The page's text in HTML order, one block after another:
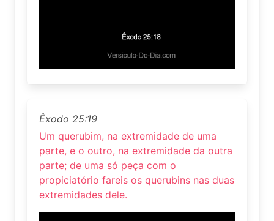
Êxodo 25:19
Um querubim, na extremidade de uma
parte, e o outro, na extremidade da outra
parte; de uma só peça com o
propiciatório fareis os querubins nas duas
extremidades dele.